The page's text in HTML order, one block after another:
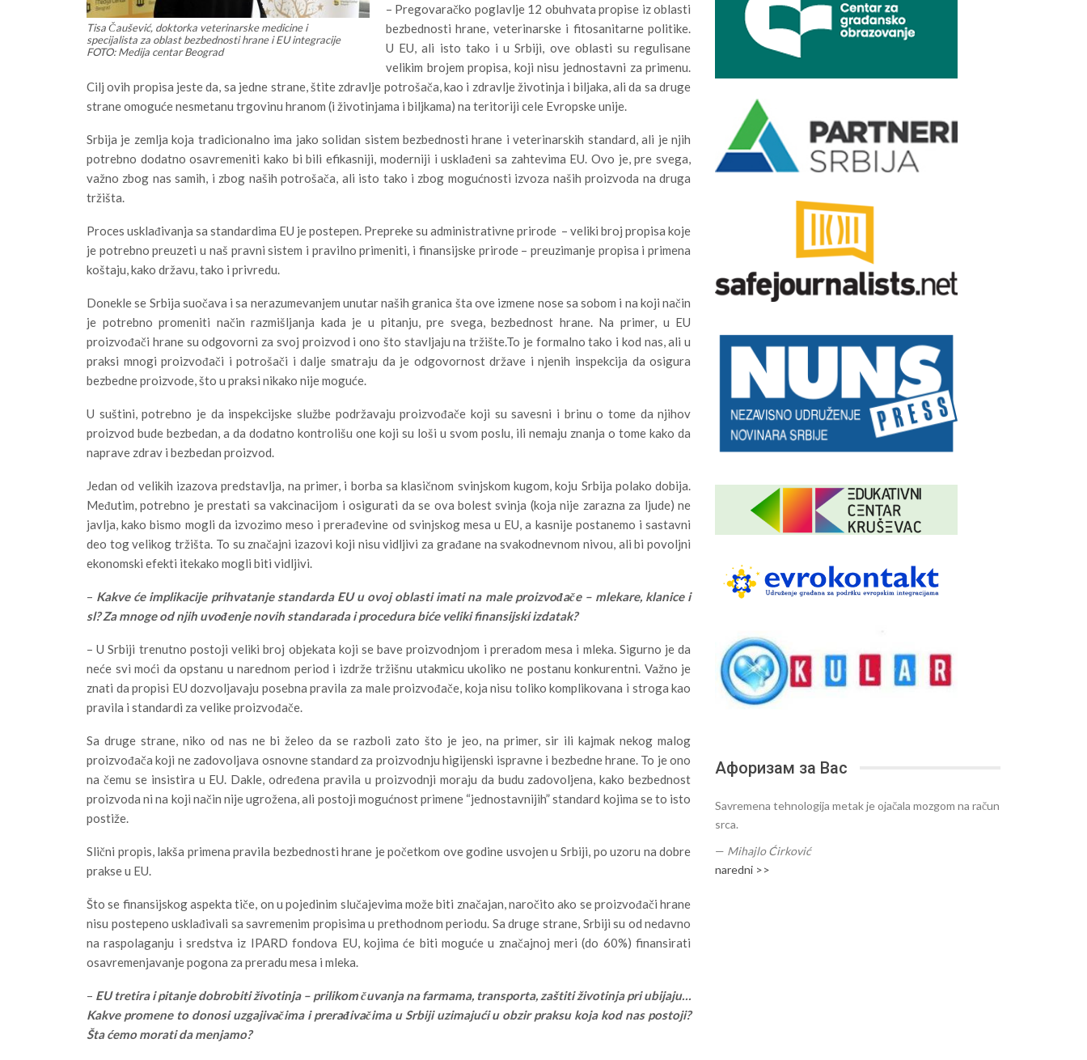
Tisa Čaušević, doktorka veterinarske medicine i
specijalista za oblast bezbednosti hrane i EU integracije
FOTO: Medija centar Beograd
– Pregovaračko poglavlje 12 obuhvata propise iz oblasti
bezbednosti hrane, veterinarske i fitosanitarne politike.
U EU, ali isto tako i u Srbiji, ove oblasti su regulisane
velikim brojem propisa, koji nisu jednostavni za primenu.
Cilj ovih propisa jeste da, sa jedne strane, štite zdravlje potrošača, kao i zdravlje životinja i biljaka, ali da sa druge
strane omoguće nesmetanu trgovinu hranom (i životinjama i biljkama) na teritoriji cele Evropske unije.
Srbija je zemlja koja tradicionalno ima jako solidan sistem bezbednosti hrane i veterinarskih standard, ali je njih
potrebno dodatno osavremeniti kako bi bili efikasniji, moderniji i usklađeni sa zahtevima EU. Ovo je, pre svega,
važno zbog nas samih, i zbog naših potrošača, ali isto tako i zbog mogućnosti izvoza naših proizvoda na druga
tržišta.
Proces usklađivanja sa standardima EU je postepen. Prepreke su administrativne prirode – veliki broj propisa koje
je potrebno preuzeti u naš pravni sistem i pravilno primeniti, i finansijske prirode – preuzimanje propisa i primena
koštaju, kako državu, tako i privredu.
Donekle se Srbija suočava i sa nerazumevanjem unutar naših granica šta ove izmene nose sa sobom i na koji način
je potrebno promeniti način razmišljanja kada je u pitanju, pre svega, bezbednost hrane. Na primer, u EU
proizvođači hrane su odgovorni za svoj proizvod i ono što stavljaju na tržište.To je formalno tako i kod nas, ali u
praksi mnogi proizvođači i potrošači i dalje smatraju da je odgovornost države i njenih inspekcija da osigura
bezbedne proizvode, što u praksi nikako nije moguće.
U suštini, potrebno je da inspekcijske službe podržavaju proizvođače koji su savesni i brinu o tome da njihov
proizvod bude bezbedan, a da dodatno kontrolišu one koji su loši u svom poslu, ili nemaju znanja o tome kako da
naprave zdrav i bezbedan proizvod.
Jedan od velikih izazova predstavlja, na primer, i borba sa klasičnom svinjskom kugom, koju Srbija polako dobija.
Međutim, potrebno je prestati sa vakcinacijom i osigurati da se ova bolest svinja (koja nije zarazna za ljude) ne
javlja, kako bismo mogli da izvozimo meso i prerađevine od svinjskog mesa u EU, a kasnije postanemo i sastavni
deo tog velikog tržišta. To su značajni izazovi koji nisu vidljivi za građane na svakodnevnom nivou, ali bi povoljni
ekonomski efekti itekako mogli biti vidljivi.
– Kakve će implikacije prihvatanje standarda EU u ovoj oblasti imati na male proizvođače – mlekare, klanice i
sl? Za mnoge od njih uvođenje novih standarada i procedura biće veliki finansijski izdatak?
– U Srbiji trenutno postoji veliki broj objekata koji se bave proizvodnjom i preradom mesa i mleka. Sigurno je da
neće svi moći da opstanu u narednom period i izdrže tržišnu utakmicu ukoliko ne postanu konkurentni. Važno je
znati da propisi EU dozvoljavaju posebna pravila za male proizvođače, koja nisu toliko komplikovana i stroga kao
pravila i standardi za velike proizvođače.
Sa druge strane, niko od nas ne bi želeo da se razboli zato što je jeo, na primer, sir ili kajmak nekog malog
proizvođača koji ne zadovoljava osnovne standard za proizvodnju higijenski ispravne i bezbedne hrane. To je ono
na čemu se insistira u EU. Dakle, određena pravila u proizvodnji moraju da budu zadovoljena, kako bezbednost
proizvoda ni na koji način nije ugrožena, ali postoji mogućnost primene “jednostavnijih” standard kojima se to isto
postiže.
Slični propis, lakša primena pravila bezbednosti hrane je početkom ove godine usvojen u Srbiji, po uzoru na dobre
prakse u EU.
Što se finansijskog aspekta tiče, on u pojedinim slučajevima može biti značajan, naročito ako se proizvođači hrane
nisu postepeno usklađivali sa savremenim propisima u prethodnom periodu. Sa druge strane, Srbiji su od nedavno
na raspolaganju i sredstva iz IPARD fondova EU, kojima će biti moguće u značajnoj meri (do 60%) finansirati
osavremenjavanje pogona za preradu mesa i mleka.
– EU tretira i pitanje dobrobiti životinja – prilikom čuvanja na farmama, transporta, zaštiti životinja pri ubijaju…
Kakve promene to donosi uzgajivačima i prerađivačima u Srbiji uzimajući u obzir praksu koja kod nas postoji?
Šta ćemo morati da menjamo?
Афоризам за Вас
Savremena tehnologija metak je ojačala mozgom na račun
srca.
— Mihajlo Ćirković
naredni >>